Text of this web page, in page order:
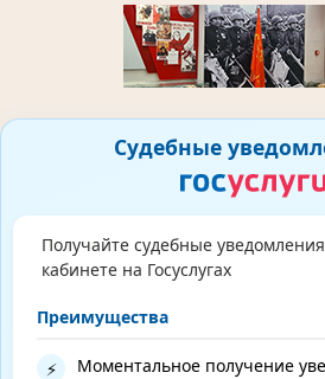
Судебные
Получайте судебные
кабинете на Госуслугах
Преимущества
⚡
Моментальное получение